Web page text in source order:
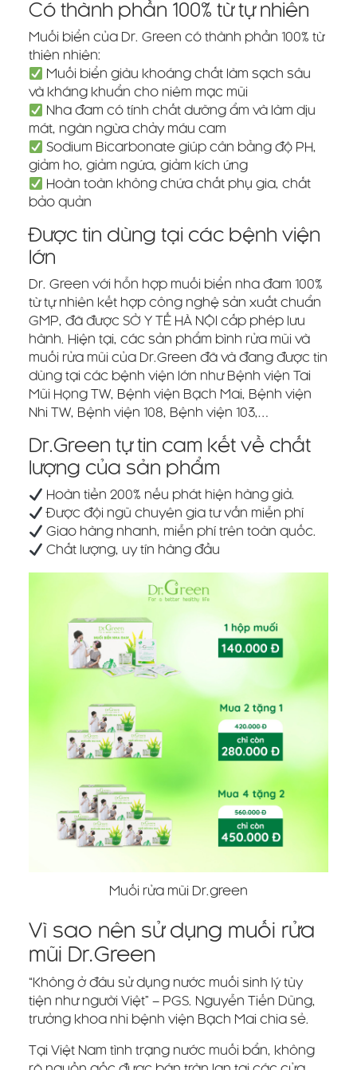
Có thành phần 100% từ tự nhiên
Muối biển của Dr. Green có thành phần 100% từ
thiên nhiên:
Muối biển giàu khoáng chất làm sạch sâu
và kháng khuẩn cho niêm mạc mũi
Nha đam có tính chất dưỡng ẩm và làm dịu
mát, ngăn ngừa chảy máu cam
Sodium Bicarbonate giúp cân bằng độ PH,
giảm ho, giảm ngứa, giảm kích ứng
Hoàn toàn không chứa chất phụ gia, chất
bảo quản
Được tin dùng tại các bệnh viện
lớn
Dr. Green với hỗn hợp muối biển nha đam 100%
từ tự nhiên kết hợp công nghệ sản xuất chuẩn
GMP, đã được SỞ Y TẾ HÀ NỘI cấp phép lưu
hành. Hiện tại, các sản phẩm bình rửa mũi và
muối rửa mũi của Dr.Green đã và đang được tin
dùng tại các bệnh viện lớn như Bệnh viện Tai
Mũi Họng TW, Bệnh viện Bạch Mai, Bệnh viện
Nhi TW, Bệnh viện 108, Bệnh viện 103,…
Dr.Green tự tin cam kết về chất
lượng của sản phẩm
Hoàn tiền 200% nếu phát hiện hàng giả.
Được đội ngũ chuyên gia tư vấn miễn phí
Giao hàng nhanh, miễn phí trên toàn quốc.
Chất lượng, uy tín hàng đầu
Muối rửa mũi Dr.green
Vì sao nên sử dụng muối rửa
mũi Dr.Green
“Không ở đâu sử dụng nước muối sinh lý tùy
tiện như người Việt” – PGS. Nguyễn Tiến Dũng,
trưởng khoa nhi bệnh viện Bạch Mai chia sẻ.
Tại Việt Nam tình trạng nước muối bẩn, không